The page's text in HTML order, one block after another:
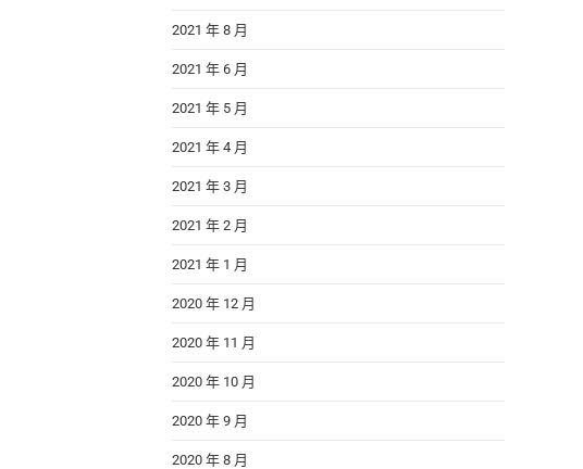
2021 年 8 月
2021 年 6 月
2021 年 5 月
2021 年 4 月
2021 年 3 月
2021 年 2 月
2021 年 1 月
2020 年 12 月
2020 年 11 月
2020 年 10 月
2020 年 9 月
2020 年 8 月